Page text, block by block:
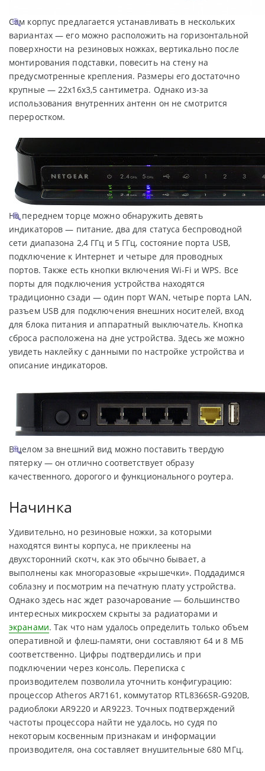
Сам корпус предлагается устанавливать в нескольких
вариантах — его можно расположить на горизонтальной
поверхности на резиновых ножках, вертикально после
монтирования подставки, повесить на стену на
предусмотренные крепления. Размеры его достаточно
крупные — 22x16x3,5 сантиметра. Однако из-за
использования внутренних антенн он не смотрится
переростком.
На переднем торце можно обнаружить девять
индикаторов — питание, два для статуса беспроводной
сети диапазона 2,4 ГГц и 5 ГГц, состояние порта USB,
подключение к Интернет и четыре для проводных
портов. Также есть кнопки включения Wi-Fi и WPS. Все
порты для подключения устройства находятся
традиционно сзади — один порт WAN, четыре порта LAN,
разъем USB для подключения внешних носителей, вход
для блока питания и аппаратный выключатель. Кнопка
сброса расположена на дне устройства. Здесь же можно
увидеть наклейку с данными по настройке устройства и
описание индикаторов.
В целом за внешний вид можно поставить твердую
пятерку — он отлично соответствует образу
качественного, дорогого и функционального роутера.
Начинка
Удивительно, но резиновые ножки, за которыми
находятся винты корпуса, не приклеены на
двухсторонний скотч, как это обычно бывает, а
выполнены как многоразовые «крышечки». Поддадимся
соблазну и посмотрим на печатную плату устройства.
Однако здесь нас ждет разочарование — большинство
интересных микросхем скрыты за радиаторами и
экранами. Так что нам удалось определить только объем
оперативной и флеш-памяти, они составляют 64 и 8 МБ
соответственно. Цифры подтвердились и при
подключении через консоль. Переписка с
производителем позволила уточнить конфигурацию:
процессор Atheros AR7161, коммутатор RTL8366SR-G920B,
радиоблоки AR9220 и AR9223. Точных подтверждений
частоты процессора найти не удалось, но судя по
некоторым косвенным признакам и информации
производителя, она составляет внушительные 680 МГц.